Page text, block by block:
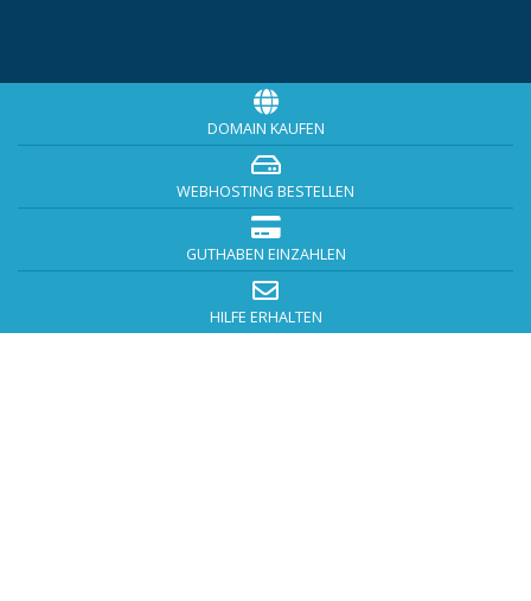
DOMAIN KAUFEN
WEBHOSTING BESTELLEN
GUTHABEN EINZAHLEN
HILFE ERHALTEN